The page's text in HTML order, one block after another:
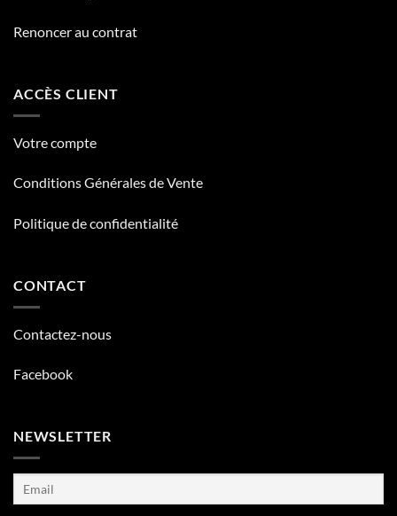
Renoncer au contrat
ACCÈS CLIENT
Votre compte
Conditions Générales de Vente
Politique de confidentialité
CONTACT
Contactez-nous
Facebook
NEWSLETTER